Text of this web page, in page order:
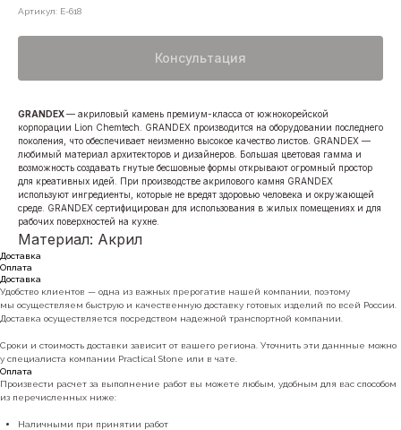
Артикул: E-618
Консультация
GRANDEX— акриловый камень премиум-класса от южнокорейской
корпорации Lion Chemtech. GRANDEX производится на оборудовании последнего
поколения, что обеспечивает неизменно высокое качество листов. GRANDEX —
любимый материал архитекторов и дизайнеров. Большая цветовая гамма и
возможность создавать гнутые бесшовные формы открывают огромный простор
для креативных идей. При производстве акрилового камня GRANDEX
используют ингредиенты, которые не вредят здоровью человека и окружающей
среде. GRANDEX сертифицирован для использования в жилых помещениях и для
рабочих поверхностей на кухне.
Материал: Акрил
Доставка
Оплата
Доставка
Удобство клиентов — одна из важных прерогатив нашей компании, поэтому
мы осуществляем быструю и качественную доставку готовых изделий по всей России.
Доставка осуществляется посредством надежной транспортной компании.
Сроки и стоимость доставки зависит от вашего региона. Уточнить эти даннные можно
у специалиста компании Practical Stone или в чате.
Оплата
Произвести расчет за выполнение работ вы можете любым, удобным для вас способом
из перечисленных ниже:
Наличными при принятии работ